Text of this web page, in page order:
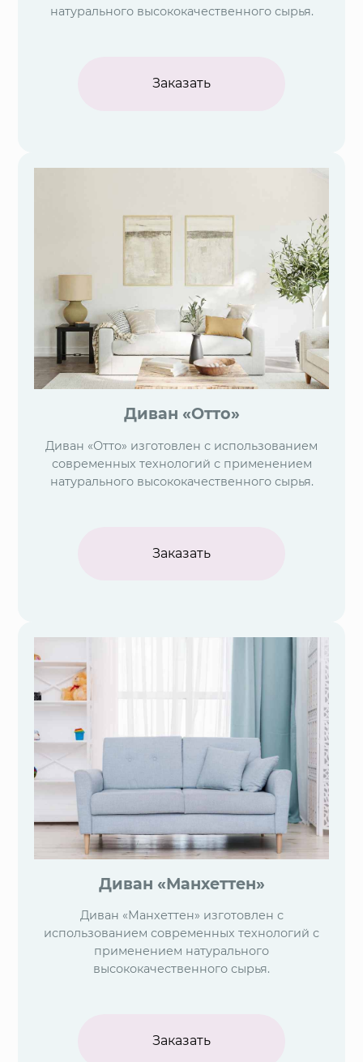
натурального высококачественного сырья.
Заказать
Диван «Отто»
Диван «Отто» изготовлен с использованием
современных технологий с применением
натурального высококачественного сырья.
Заказать
Диван «Манхеттен»
Диван «Манхеттен» изготовлен с
использованием современных технологий с
применением натурального
высококачественного сырья.
Заказать